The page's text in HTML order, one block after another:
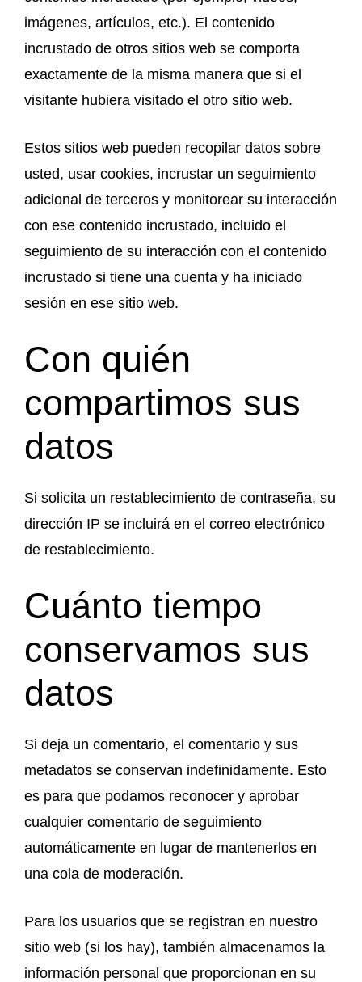
imágenes, artículos, etc.). El contenido
incrustado de otros sitios web se comporta
exactamente de la misma manera que si el
visitante hubiera visitado el otro sitio web.
Estos sitios web pueden recopilar datos sobre
usted, usar cookies, incrustar un seguimiento
adicional de terceros y monitorear su interacción
con ese contenido incrustado, incluido el
seguimiento de su interacción con el contenido
incrustado si tiene una cuenta y ha iniciado
sesión en ese sitio web.
Con quién
compartimos sus
datos
Si solicita un restablecimiento de contraseña, su
dirección IP se incluirá en el correo electrónico
de restablecimiento.
Cuánto tiempo
conservamos sus
datos
Si deja un comentario, el comentario y sus
metadatos se conservan indefinidamente. Esto
es para que podamos reconocer y aprobar
cualquier comentario de seguimiento
automáticamente en lugar de mantenerlos en
una cola de moderación.
Para los usuarios que se registran en nuestro
sitio web (si los hay), también almacenamos la
información personal que proporcionan en su